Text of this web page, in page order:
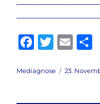
F
c
T
it
E
ai
Autor
Mediagnose 23.